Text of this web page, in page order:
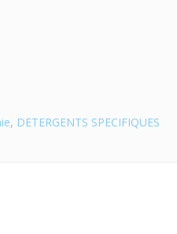
, DETERGENTS SPECIFIQUES